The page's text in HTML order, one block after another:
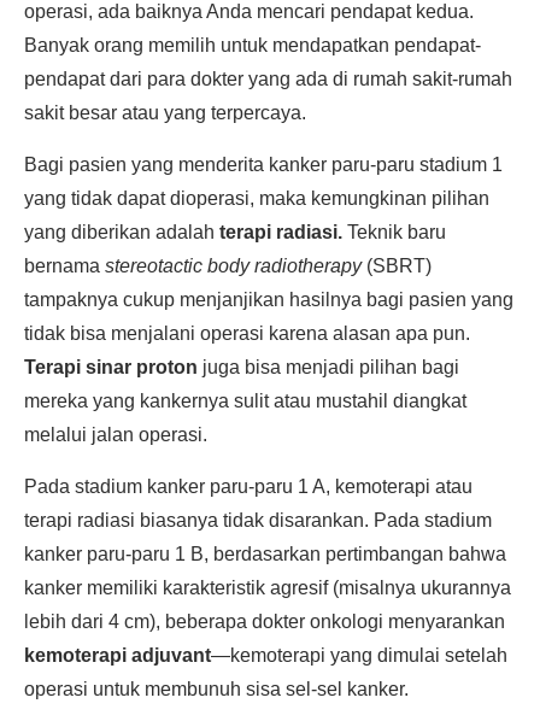
operasi, ada baiknya Anda mencari pendapat kedua.
Banyak orang memilih untuk mendapatkan pendapat-
pendapat dari para dokter yang ada di rumah sakit-rumah
sakit besar atau yang terpercaya.
Bagi pasien yang menderita kanker paru-paru stadium 1
yang tidak dapat dioperasi, maka kemungkinan pilihan
yang diberikan adalah terapi radiasi. Teknik baru
bernama stereotactic body radiotherapy(SBRT)
tampaknya cukup menjanjikan hasilnya bagi pasien yang
tidak bisa menjalani operasi karena alasan apa pun.
Terapi sinar proton juga bisa menjadi pilihan bagi
mereka yang kankernya sulit atau mustahil diangkat
melalui jalan operasi.
Pada stadium kanker paru-paru 1 A, kemoterapi atau
terapi radiasi biasanya tidak disarankan. Pada stadium
kanker paru-paru 1 B, berdasarkan pertimbangan bahwa
kanker memiliki karakteristik agresif (misalnya ukurannya
lebih dari 4 cm), beberapa dokter onkologi menyarankan
kemoterapi adjuvant—kemoterapi yang dimulai setelah
operasi untuk membunuh sisa sel-sel kanker.